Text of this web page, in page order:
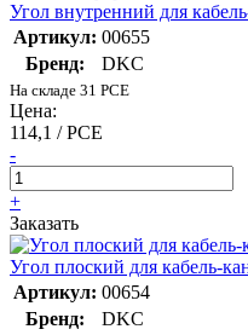
Угол внутренний для
Артикул: 00655
Бренд:
DKC
На складе 31 PCE
Цена:
114,1 / PCE
-
+
Заказать
Угол плоский для кабель-
Артикул: 00654
Бренд:
DKC